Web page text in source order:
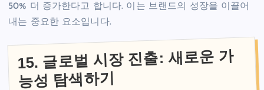
50% 더 증가한다고 합니다. 이는 브랜드의 성장을 이끌어
내는 중요한 요소입니다.
15. 글로벌 시장 진출: 새로운 가
능성 탐색하기